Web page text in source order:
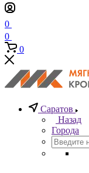
0
0
0
Саратов
Назад
Города